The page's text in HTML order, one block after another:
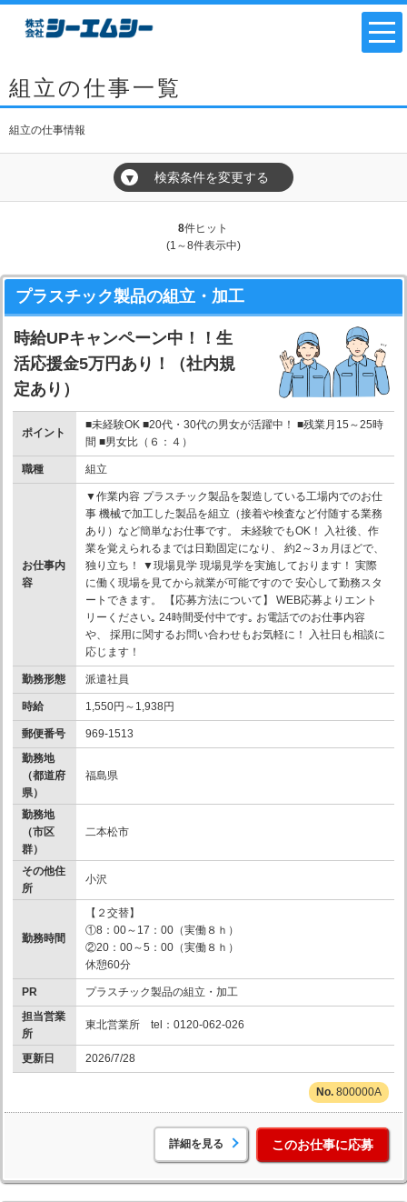
組立の仕事一覧
組立の仕事情報
▼ 検索条件を変更する
8件ヒット
(1～8件表示中)
プラスチック製品の組立・加工
時給UPキャンペーン中！！生
活応援金5万円あり！（社内規
定あり）
ポイント
■未経験OK ■20代・30代の男女が活躍中！ ■残業月15～25時
間 ■男女比（６：４）
職種 組立
お仕事内
容
▼作業内容 プラスチック製品を製造している工場内でのお仕
事 機械で加工した製品を組立（接着や検査など付随する業務
あり）など簡単なお仕事です。 未経験でもOK！ 入社後、作
業を覚えられるまでは日勤固定になり、 約2～3ヵ月ほどで、
独り立ち！ ▼現場見学 現場見学を実施しております！ 実際
に働く現場を見てから就業が可能ですので 安心して勤務スタ
ートできます。 【応募方法について】 WEB応募よりエント
リーください｡ 24時間受付中です｡ お電話でのお仕事内容
や、 採用に関するお問い合わせもお気軽に！ 入社日も相談に
応じます！
勤務形態 派遣社員
時給 1,550円～1,938円
郵便番号
969-1513
勤務地
（都道府
県）
福島県
勤務地
（市区
群）
二本松市
その他住
所
小沢
勤務時間
【２交替】
①8：00～17：00（実働８ｈ）
②20：00～5：00（実働８ｈ）
休憩60分
PR
プラスチック製品の組立・加工
担当営業
所
東北営業所 tel：0120-062-026
更新日 2026/7/28
800000A
詳細を見る このお仕事に応募